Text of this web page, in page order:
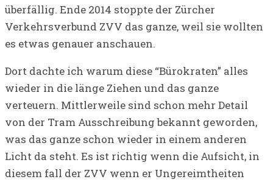
überfällig. Ende 2014 stoppte der Zürcher
Verkehrsverbund ZVV das ganze, weil sie wollten
es etwas genauer anschauen.
Dort dachte ich warum diese “Bürokraten” alles
wieder in die länge Ziehen und das ganze
verteuern. Mittlerweile sind schon mehr Detail
von der Tram Ausschreibung bekannt geworden,
was das ganze schon wieder in einem anderen
Licht da steht. Es ist richtig wenn die Aufsicht, in
diesem fall der ZVV wenn er Ungereimtheiten